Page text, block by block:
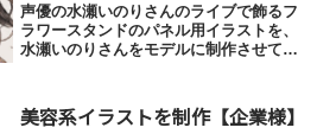
声優の水瀬いのりさんのライブで飾るフ
ラワースタンドのパネル用イラストを、
水瀬いのりさんをモデルに制作させてい
パネル用イラスト
美容系イラストを制作【企業様】